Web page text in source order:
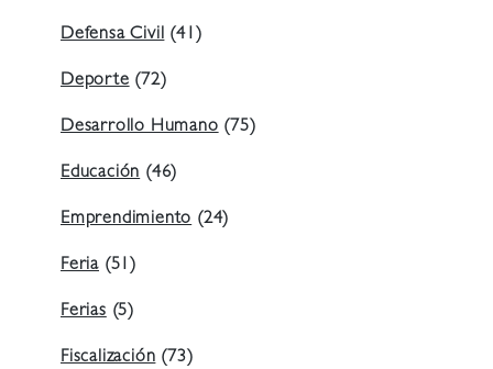
Defensa Civil(41)
Deporte(72)
Desarrollo Humano(75)
Educación(46)
Emprendimiento(24)
Feria (51)
Ferias(5)
Fiscalización(73)